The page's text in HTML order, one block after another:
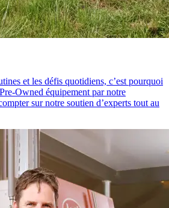
et les défis quotidiens, c’est pourquoi
Owned équipement par notre
sur notre soutien d’experts tout au